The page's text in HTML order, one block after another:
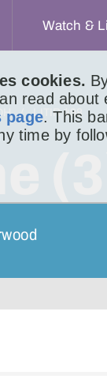
cookies.
read
page. This
time by
Watch &
LITIR 498